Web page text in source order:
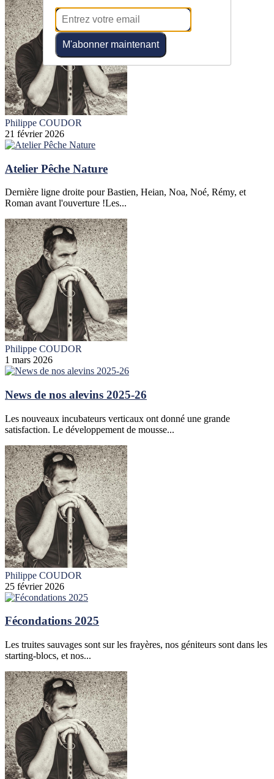
Philippe COUDOR
21 février 2026
Atelier Pêche Nature
Dernière ligne droite pour Bastien, Heian, Noa, Noé, Rémy, et
Roman avant l'ouverture !Les...
Philippe COUDOR
1 mars 2026
News de nos alevins 2025-26
Les nouveaux incubateurs verticaux ont donné une grande
satisfaction. Le développement de mousse...
Philippe COUDOR
25 février 2026
Fécondations 2025
Les truites sauvages sont sur les frayères, nos géniteurs sont dans les
starting-blocs, et nos...
M'abonner maintenant